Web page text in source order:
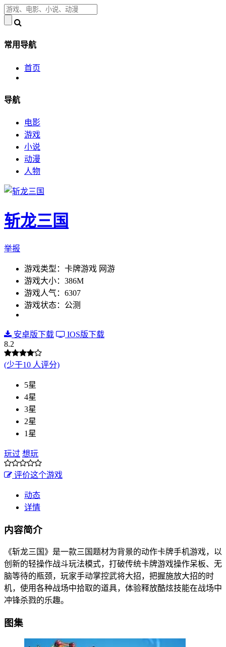
常用导航
首页
导航
电影
游戏
小说
动漫
人物
斩龙三国
举报
游戏类型：卡牌游戏 网游
游戏大小：386M
游戏人气：6307
游戏状态：公测
安卓版下载
IOS版下载
8.2
(少于10 人评分)
5星
4星
3星
2星
1星
玩过 想玩
评价这个游戏
动态
详情
内容简介
《斩龙三国》是一款三国题材为背景的动作卡牌手机游戏，以
创新的轻操作战斗玩法模式，打破传统卡牌游戏操作呆板、无
脑等待的瓶颈，玩家手动掌控武将大招，把握施放大招的时
机，使用各种战场中拾取的道具，体验释放酷炫技能在战场中
冲锋杀戮的乐趣。
图集